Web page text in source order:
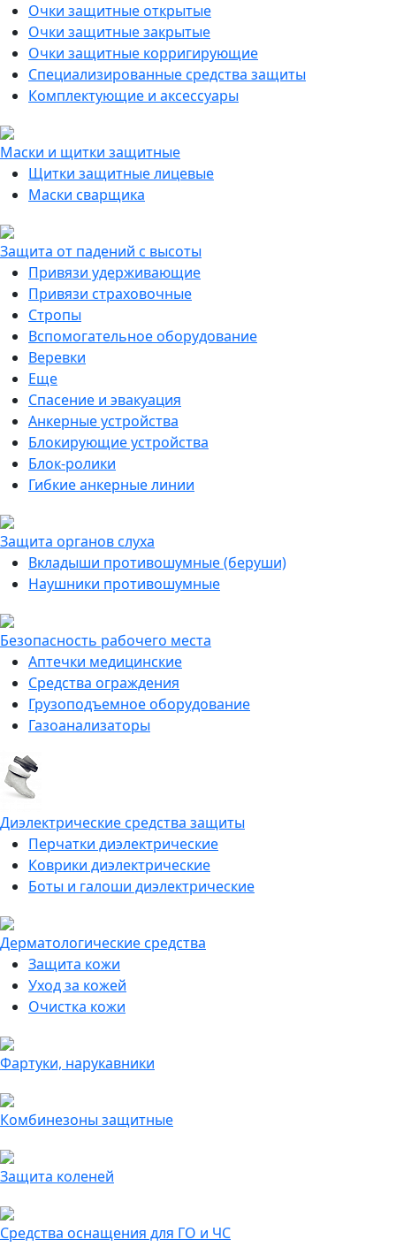
Очки защитные открытые
Очки защитные закрытые
Очки защитные корригирующие
Специализированные средства защиты
Комплектующие и аксессуары
Маски и щитки защитные
Щитки защитные лицевые
Маски сварщика
Защита от падений с высоты
Привязи удерживающие
Привязи страховочные
Стропы
Вспомогательное оборудование
Веревки
Еще
Спасение и эвакуация
Анкерные устройства
Блокирующие устройства
Блок-ролики
Гибкие анкерные линии
Защита органов слуха
Вкладыши противошумные (беруши)
Наушники противошумные
Безопасность рабочего места
Аптечки медицинские
Средства ограждения
Грузоподъемное оборудование
Газоанализаторы
Диэлектрические средства защиты
Перчатки диэлектрические
Коврики диэлектрические
Боты и галоши диэлектрические
Дерматологические средства
Защита кожи
Уход за кожей
Очистка кожи
Фартуки, нарукавники
Комбинезоны защитные
Защита коленей
Средства оснащения для ГО и ЧС